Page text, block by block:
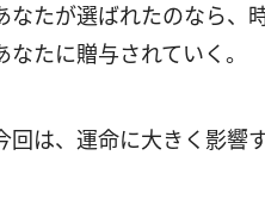
なたが選ばれたのなら、
なたに贈与されていく。
回は、運命に大きく影響